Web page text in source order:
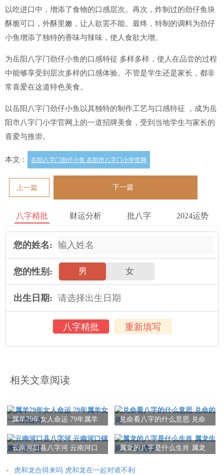
以吃进口中，增添了食物的口感层次。再次，炸制过的劲仔鱼块
酥脆可口，外酥里嫩，让人欲罢不能。最终，特制的调料为劲仔
小鱼增添了独特的香味与辣味，使人食欲大增。
为岳阳八字门劲仔小鱼的口感特征 多样多样，使人在品尝的过程
中能够享受到层次多样的口感体验。不管是学生还是家长，都非
常喜爱在这道特色美食。
以岳阳八字门劲仔小鱼以其独特的制作工艺与口感特征 ，成为岳
阳市八字门小学官网上的一道招牌美食，受到当地学生与家长的
喜爱与推崇。
本文： 岳阳八字门劲仔小鱼 岳阳市八字门小学官网
上一篇 下一篇
八字精批 财运分析 批八字 2024运势
您的姓名:
您的性别: 男 女
出生日期:
八字精批 重新填写
相关文章阅读
属羊79年女人命运 79年属羊
兑命看八字的什么意思 兑命
云南河口县八字河 云南河口
属龙的八字是什么生肖 属龙
虎和龙合得来吗 虎和龙在一起对谁不利